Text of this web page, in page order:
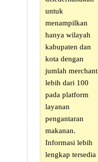
untuk
menampilkan
hanya wilayah
kabupaten dan
kota dengan
jumlah merchant
lebih dari 100
pada platform
layanan
pengantaran
makanan.
Informasi lebih
lengkap tersedia